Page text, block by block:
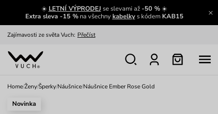
☀️ LETNÍ VÝPRODEJ se slevami až -50 %☀️
Extra sleva -15 %na všechnykabelkys kódem KAB15
Zajímavosti ze světa Vuch: Přečíst
Výměna a vrácení zdarma
Home/Ženy/Šperky/Náušnice/Náušnice Ember Rose Gold
Novinka